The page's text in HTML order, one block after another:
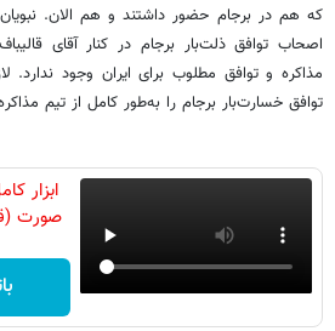
که هم در برجام حضور داشتند و هم الان.
اصحاب توافق ذلت‌بار برجام در کنار آقای
مذاکره و توافق مطلوب برای ایران وجود ندارد.
توافق خسارت‌بار برجام را به‌طور کامل از تیم
ابزار
صورت